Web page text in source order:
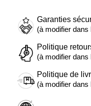
Garanties
(à modifier
Politique
(à modifier
Politique de
(à modifier